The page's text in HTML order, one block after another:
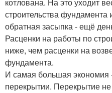
котлована. На это уходит
строительства фундамента
обратная засыпка - ещё
Расценки на работы по
ниже, чем расценки на
фундамента.
И самая большая экономия
перекрытии. Перекрытие не